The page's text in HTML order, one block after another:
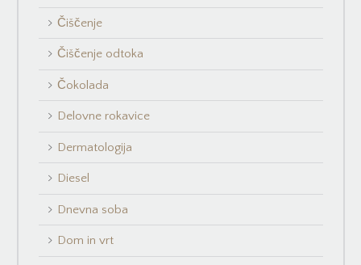
Čiščenje
Čiščenje odtoka
Čokolada
Delovne rokavice
Dermatologija
Diesel
Dnevna soba
Dom in vrt